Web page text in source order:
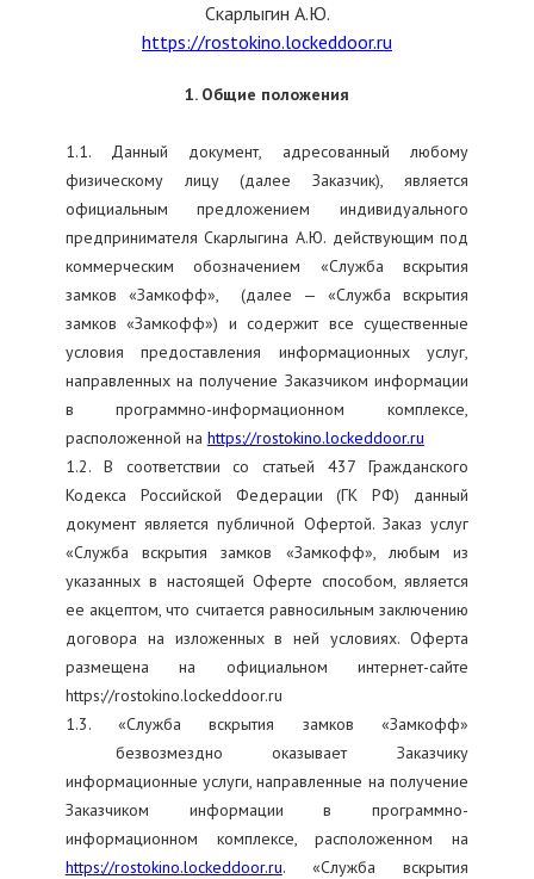
Скарлыгин А.Ю.
https://rostokino.lockeddoor.ru
1. Общие положения
1.1. Данный документ, адресованный любому
физическому лицу (далее Заказчик), является
официальным предложением индивидуального
предпринимателя Скарлыгина А.Ю. действующим под
коммерческим обозначением «Служба вскрытия
замков «Замкофф», (далее — «Служба вскрытия
замков «Замкофф») и содержит все существенные
условия предоставления информационных услуг,
направленных на получение Заказчиком информации
в программно-информационном комплексе,
расположенной на https://rostokino.lockeddoor.ru
1.2. В соответствии со статьей 437 Гражданского
Кодекса Российской Федерации (ГК РФ) данный
документ является публичной Офертой. Заказ услуг
«Служба вскрытия замков «Замкофф», любым из
указанных в настоящей Оферте способом, является
ее акцептом, что считается равносильным заключению
договора на изложенных в ней условиях. Оферта
размещена на официальном интернет-сайте
https://rostokino.lockeddoor.ru
1.3. «Служба вскрытия замков «Замкофф»
безвозмездно оказывает Заказчику
информационные услуги, направленные на получение
Заказчиком информации в программно-
информационном комплексе, расположенном на
https://rostokino.lockeddoor.ru. «Служба вскрытия